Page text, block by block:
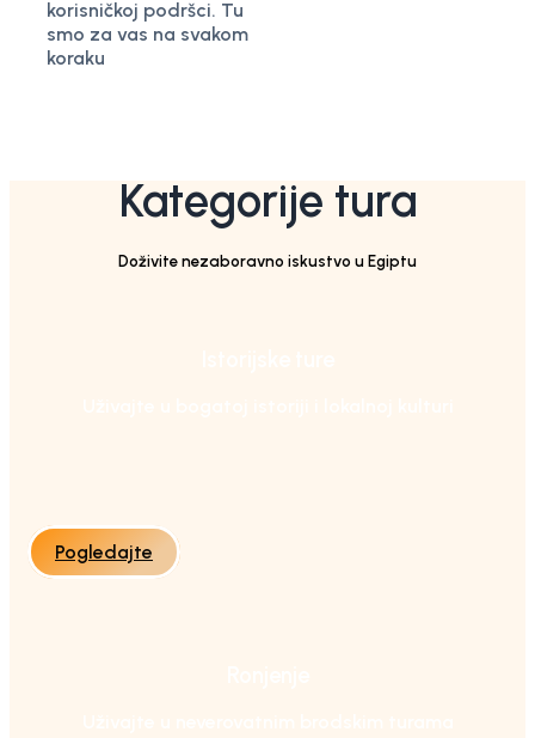
korisničkoj podršci. Tu
smo za vas na svakom
koraku
Kategorije tura
Doživite nezaboravno iskustvo u Egiptu
Pogledajte